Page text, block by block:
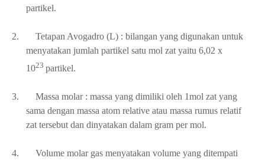
partikel.
2.
Tetapan Avogadro (L) : bilangan yang digunakan untuk
menyatakan jumlah partikel satu mol zat yaitu 6,02 x
1023 partikel.
3.
Massa molar : massa yang dimiliki oleh 1mol zat yang
sama dengan massa atom relative atau massa rumus relatif
zat tersebut dan dinyatakan dalam gram per mol.
4.
Volume molar gas menyatakan volume yang ditempati